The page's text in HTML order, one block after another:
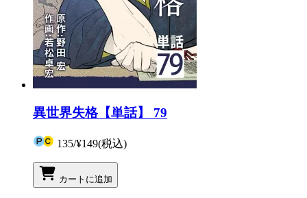
異世界失格【単話】 79
135/¥149(税込)
カートに追加